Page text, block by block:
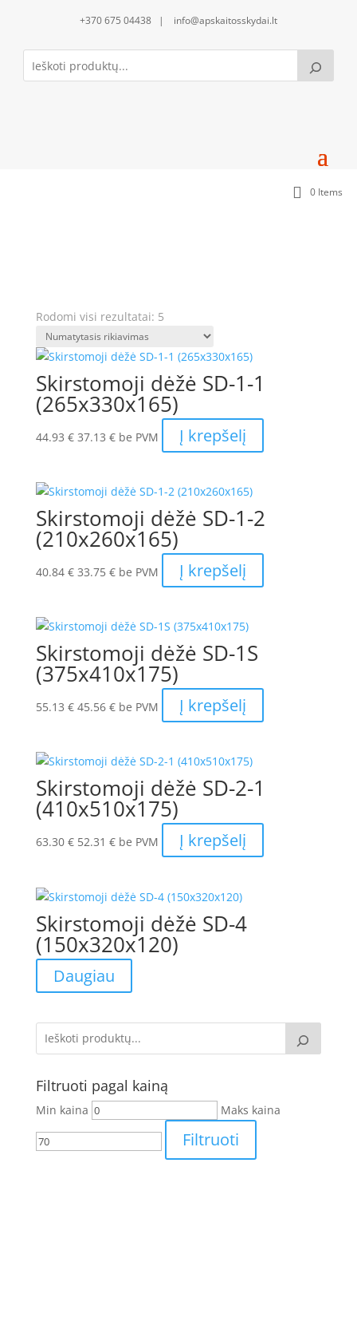
+370 675 04438 | info@apskaitosskydai.lt
0 Items
Rodomi visi rezultatai: 5
Skirstomoji dėžė SD-1-1
(265x330x165)
44.93 € 37.13 €be PVM Į krepšelį
Skirstomoji dėžė SD-1-2
(210x260x165)
40.84 € 33.75 €be PVM Į krepšelį
Skirstomoji dėžė SD-1S
(375x410x175)
55.13 € 45.56 €be PVM Į krepšelį
Skirstomoji dėžė SD-2-1
(410x510x175)
63.30 € 52.31 €be PVM Į krepšelį
Skirstomoji dėžė SD-4
(150x320x120)
Daugiau
Filtruoti pagal kainą
Min kaina Maks kaina
Filtruoti